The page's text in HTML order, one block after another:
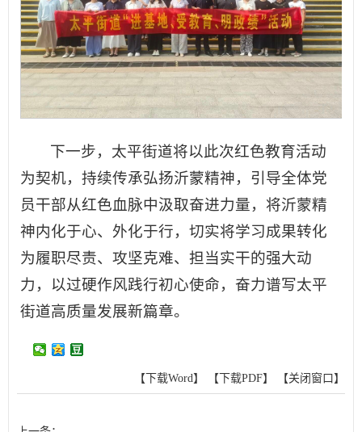
下一步，太平街道将以此次红色教育活动
为契机，持续传承弘扬沂蒙精神，引导全体党
员干部从红色血脉中汲取奋进力量，将沂蒙精
神内化于心、外化于行，切实将学习成果转化
为履职尽责、攻坚克难、担当实干的强大动
力，以过硬作风践行初心使命，奋力谱写太平
街道高质量发展新篇章。
【下载Word】 【下载PDF】 【关闭窗口】